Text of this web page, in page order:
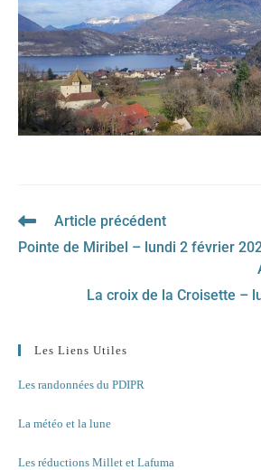
Read
articles
Article précédent
Pointe de Miribel – lundi 2 février
La croix de la Croisette –
Les Liens Utiles
Les randonnées du PDIPR
La météo et la lune
Les réductions Millet et Lafuma